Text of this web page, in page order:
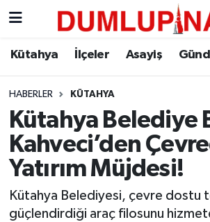
Kütahya İlçeler Asayiş
HABERLER KÜTAHYA
Kütahya Belediye
Kahveci’den
Yatırım Müjdesi!
Kütahya Belediyesi, çevre dostu
güçlendirdiği araç filosunu
Asayiş
Diğer
Dünya
Eğitim
Ekonomi
Kütahya Hava Durumu
Kütahya Trafik Yoğunluk
Süper Lig Puan Durumu ve
Tüm Manşetler
Son Dakika Haberleri